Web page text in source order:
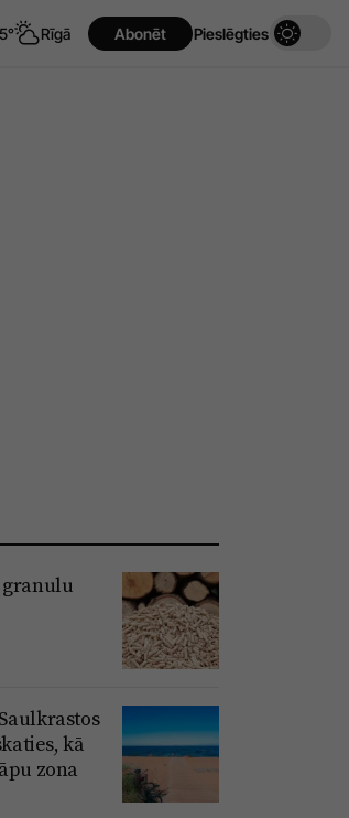
Rīgā Abonēt Pieslēgties
kā
zona